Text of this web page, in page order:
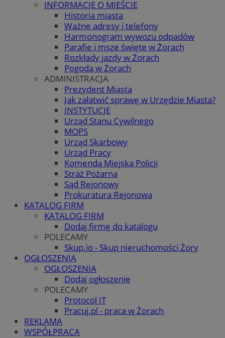
INFORMACJE O MIEŚCIE
Historia miasta
Ważne adresy i telefony
Harmonogram wywozu odpadów
Parafie i msze święte w Żorach
Rozkłady jazdy w Żorach
Pogoda w Żorach
ADMINISTRACJA
Prezydent Miasta
Jak załatwić sprawę w Urzędzie Miasta?
INSTYTUCJE
Urząd Stanu Cywilnego
MOPS
Urząd Skarbowy
Urząd Pracy
Komenda Miejska Policji
Straż Pożarna
Sąd Rejonowy
Prokuratura Rejonowa
KATALOG FIRM
KATALOG FIRM
Dodaj firmę do katalogu
POLECAMY
Skup.io - Skup nieruchomości Żory
OGŁOSZENIA
OGŁOSZENIA
Dodaj ogłoszenie
POLECAMY
Protocol IT
Pracuj.pl - praca w Żorach
REKLAMA
WSPÓŁPRACA